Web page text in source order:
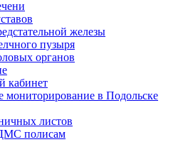
железы
пузыря
органов
кабинет
мониторирование в Подольске
листов
полисам